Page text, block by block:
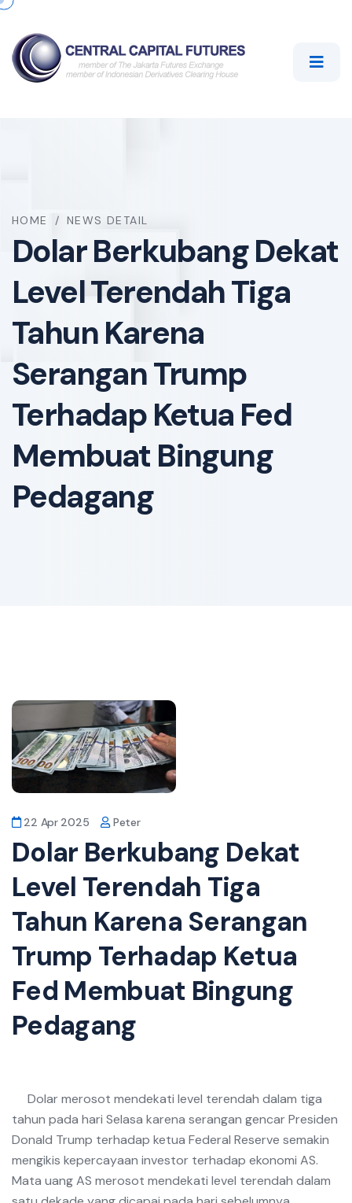
HOME / NEWS DETAIL
Dolar Berkubang Dekat
Level Terendah Tiga
Tahun Karena
Serangan Trump
Terhadap Ketua Fed
Membuat Bingung
Pedagang
22 Apr 2025 Peter
Dolar Berkubang Dekat
Level Terendah Tiga
Tahun Karena Serangan
Trump Terhadap Ketua
Fed Membuat Bingung
Pedagang
Dolar merosot mendekati level terendah dalam tiga
tahun pada hari Selasa karena serangan gencar Presiden
Donald Trump terhadap ketua Federal Reserve semakin
mengikis kepercayaan investor terhadap ekonomi AS.
Mata uang AS merosot mendekati level terendah dalam